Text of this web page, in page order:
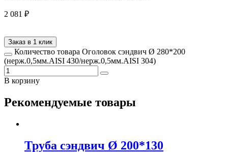
2 081 ₽
Заказ в 1 клик
Количество товара Оголовок сэндвич Ø 280*200
(нерж.0,5мм.AISI 430/нерж.0,5мм.AISI 304)
В корзину
Рекомендуемые товары
Труба сэндвич Ø 200*130